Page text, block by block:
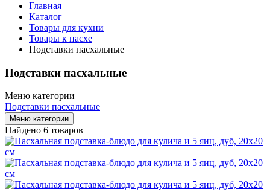
Главная
Каталог
Товары для кухни
Товары к пасхе
Подставки пасхальные
Подставки пасхальные
Меню категории
Подставки пасхальные
Меню категории
Найдено 6 товаров